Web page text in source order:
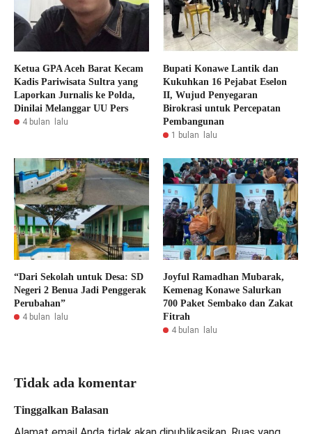
Ketua GPA Aceh Barat Kecam
Kadis Pariwisata Sultra yang
Laporkan Jurnalis ke Polda,
Dinilai Melanggar UU Pers
4 bulan lalu
Bupati Konawe Lantik dan
Kukuhkan 16 Pejabat Eselon
II, Wujud Penyegaran
Birokrasi untuk Percepatan
Pembangunan
1 bulan lalu
“Dari Sekolah untuk Desa: SD
Negeri 2 Benua Jadi Penggerak
Perubahan”
4 bulan lalu
Joyful Ramadhan Mubarak,
Kemenag Konawe Salurkan
700 Paket Sembako dan Zakat
Fitrah
4 bulan lalu
Tidak ada komentar
Tinggalkan Balasan